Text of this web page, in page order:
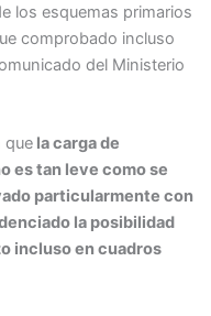
los esquemas primarios
comprobado incluso
del Ministerio
quela carga de
es tan leve como se
particularmente con
la posibilidad
incluso en cuadros